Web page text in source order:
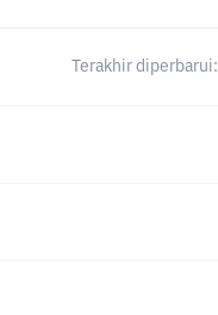
Terakhir diperbarui: